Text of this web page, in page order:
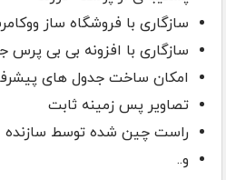
سازگاری با فروشگاه ساز
سازگاری با افزونه بی بی
امکان ساخت جدول های
تصاویر پس زمینه ثابت
راست چین شده توسط سازنده
و..